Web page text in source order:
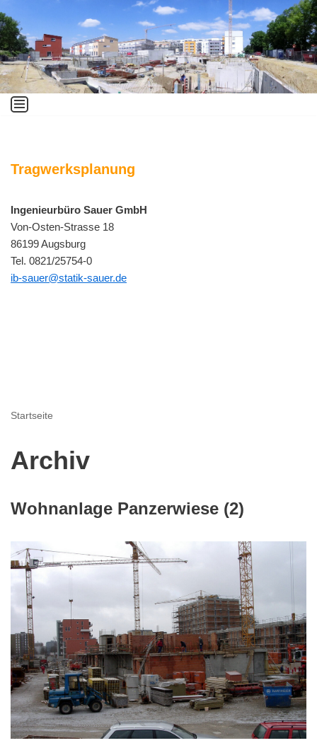
Zum
Inhalt
springen
Tragwerksplanung
Ingenieurbüro Sauer GmbH
Von-Osten-Strasse 18
86199 Augsburg
Tel. 0821/25754-0
ib-sauer@statik-sauer.de
Startseite
Archiv
Wohnanlage Panzerwiese (2)